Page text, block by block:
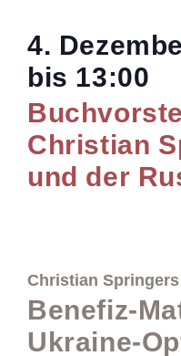
4.
bis 13:00
Christian
und der
Christian
Benefiz-
Ukraine-